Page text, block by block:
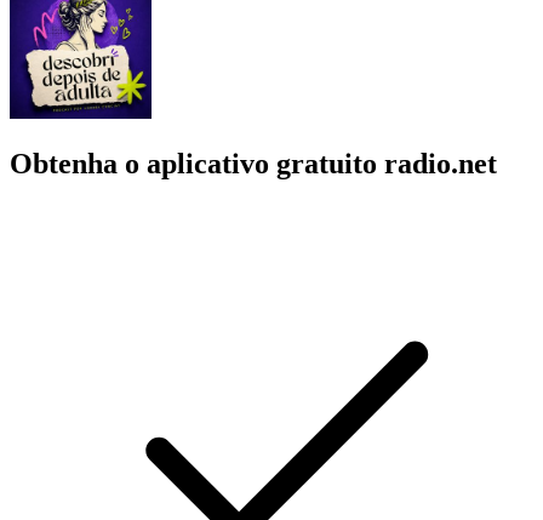
Obtenha o aplicativo gratuito radio.net